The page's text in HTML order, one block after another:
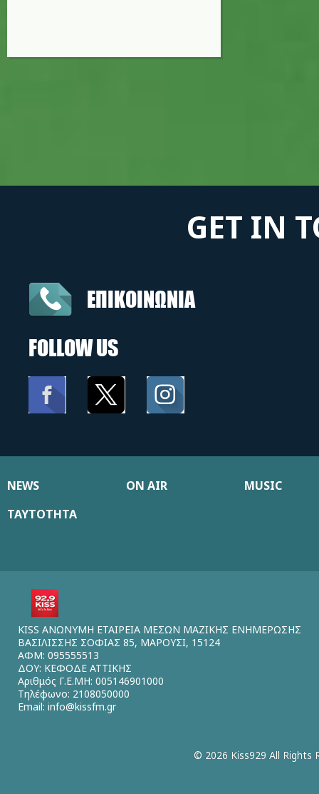
GET IN
ΕΠΙΚΟΙΝΩΝΙΑ
FOLLOW US
NEWS ON AIR
MUSIC
ΤΑΥΤΟΤΗΤΑ
KISS ΑΝΩΝΥΜΗ ΕΤΑΙΡΕΙΑ ΜΕΣΩΝ ΜΑΖΙΚΗΣ ΕΝΗΜΕΡΩΣΗΣ
ΒΑΣΙΛΙΣΣΗΣ ΣΟΦΙΑΣ 85, ΜΑΡΟΥΣΙ, 15124
ΑΦΜ: 095555513
ΔΟΥ: ΚΕΦΟΔΕ ΑΤΤΙΚΗΣ
Αριθμός Γ.Ε.ΜΗ: 005146901000
Τηλέφωνο: 2108050000
Email: info@kissfm.gr
© 2026 Kiss929 All Rights